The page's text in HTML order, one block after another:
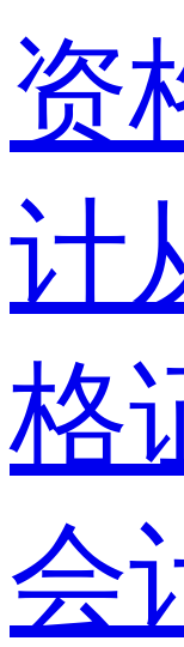
资
计
格
会